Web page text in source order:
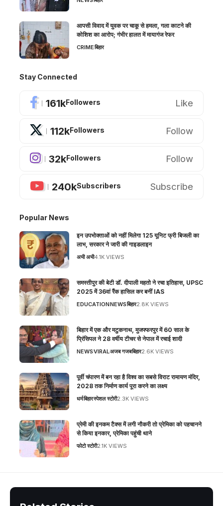
आपसी विवाद में युवक पर चाकू से हमला, गला काटने की
कोशिश का आरोप; गंभीर हालत में मायागंज रेफर
CRIMEबिहार
Stay Connected
161kFollowers Like
112kFollowers Follow
32kFollowers Follow
240kSubscribers Subscribe
Popular News
इन उपभोक्ताओं को नहीं मिलेगा 125 यूनिट फ्री बिजली का
लाभ, सरकार ने जारी की गाइडलाइन
अभी अभी4.1K VIEWS
समस्तीपुर की बेटी डॉ. दीपाली महतो ने रचा इतिहास, UPSC
2025 में 36वां रैंक हासिल कर बनीं IAS
EDUCATIONNEWSबिहार2.8K VIEWS
बिहार में एक और मटुकनाथ, मुजफ्फरपुर में 60 साल के
प्रिंसिपल ने 28 वर्षीय टीचर से नेपाल में रचाई शादी
NEWSVIRALअजब गजबबिहार2.6K VIEWS
पूर्वी चंपारण में बन रहा है विश्व का सबसे विराट रामायण मंदिर,
2028 तक निर्माण कार्य पूरा करने का लक्ष्य
धर्मबिहारस्पेशल स्टोरी2.3K VIEWS
प्रेमी की इनकम टैक्स में लगी नौकरी तो प्रेमिका को पहचानने
से किया इनकार, प्रेमिका पहुंची थाने
फोटो स्टोरी2.1K VIEWS